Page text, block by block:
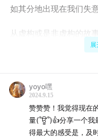
如其分地出现在我们失
从虚构或是非虚构的故
作起好好生活的勇气，
将这些碎片收集起来并
从许多作品里拥有捡拾
yoyo嘿
2024.9.15
赞赞赞！我觉得现在
量(՞ਊ՞)👍分享一个
得最大的感受是，及